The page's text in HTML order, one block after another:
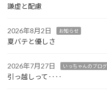
謙虚と配慮
2026年8月2日 お知らせ
夏バテと優しさ
2026年7月27日 いっちゃんのブログ
引っ越しって‥‥